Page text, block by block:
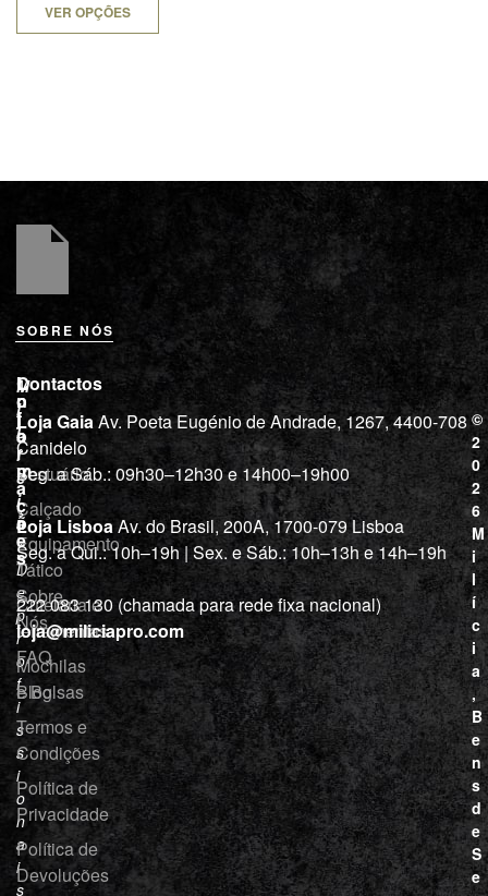
VER OPÇÕES
SOBRE NÓS
M
i
l
í
c
i
a
“
D
e
p
r
o
f
i
s
s
i
o
n
a
i
s
L
o
j
a
Vestuário
Calçado
Equipamento
Tático
Cutelaria e
ferramentas
Mochilas
e Bolsas
I
n
f
o
r
m
a
ç
õ
e
s
Sobre
Nós
FAQ
Blog
Termos e
Condições
Política de
Privacidade
Política de
Devoluções
Contactos
Loja GaiaAv. Poeta Eugénio de Andrade, 1267, 4400-708
Canidelo
Seg. a Sáb.: 09h30–12h30 e 14h00–19h00
Loja LisboaAv. do Brasil, 200A, 1700-079 Lisboa
Seg. a Qui.: 10h–19h | Sex. e Sáb.: 10h–13h e 14h–19h
222 083 130 (chamada para rede fixa nacional)
loja@miliciapro.com
©
2
0
2
6
M
i
l
í
c
i
a
,
B
e
n
s
d
e
S
e